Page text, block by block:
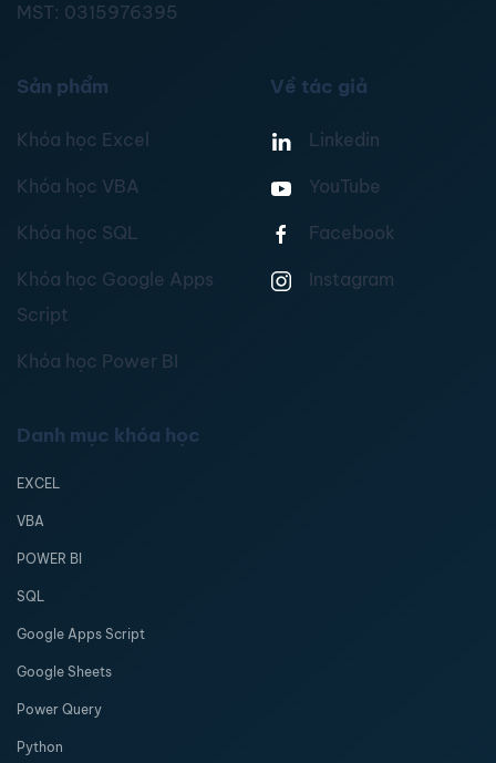
MST: 0315976395
Sản phẩm
Khóa học Excel
Khóa học VBA
Khóa học SQL
Khóa học Google Apps
Script
Khóa học Power BI
Về tác giả
Linkedin
YouTube
Facebook
Instagram
Danh mục khóa học
EXCEL
VBA
POWER BI
SQL
Google Apps Script
Google Sheets
Power Query
Python